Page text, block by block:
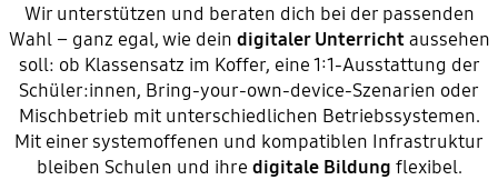
Wir unterstützen und beraten dich bei der passenden
Wahl – ganz egal, wie dein digitaler Unterrichtaussehen
soll: ob Klassensatz im Koffer, eine 1:1-Ausstattung der
Schüler:innen, Bring-your-own-device-Szenarien oder
Mischbetrieb mit unterschiedlichen Betriebssystemen.
Mit einer systemoffenen und kompatiblen Infrastruktur
bleiben Schulen und ihre digitale Bildung flexibel.